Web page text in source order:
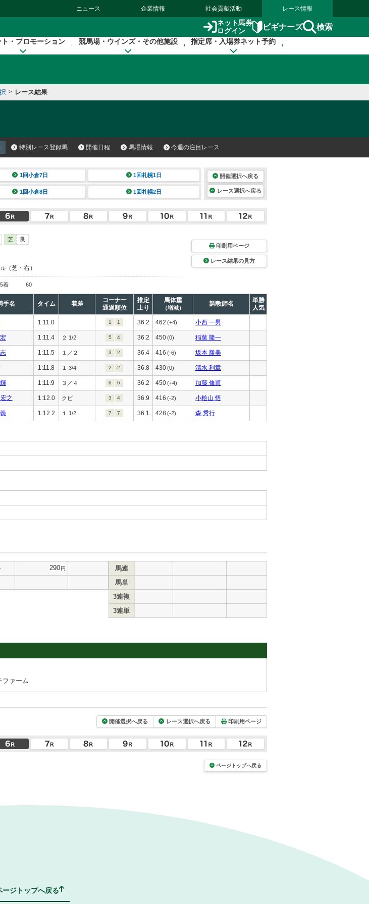
ニュース 企業情報 社会貢献活動 レース情報
ネット馬券
ログイン
ビギナーズ 検索
ト・プロモーション 競馬場・ウインズ・その他施設 指定席・入場券ネット予約
> レース結果
特別レース登録馬 開催日程 馬場情報 今週の注目レース
1回小倉7日 1回札幌1日
1回小倉8日 1回札幌2日
開催選択へ戻る
レース選択へ戻る
芝 良
ル （芝・右）
5着 60
印刷用ページ
レース結果の見方
手名 タイム 着差
コーナー
通過順位
推定
上り
馬体重
（増減）
調教師名
単勝
人気
1:11.0 1 1 36.2 462 (+4) 小西 一男
1:11.4 ２ 1/2 5 4 36.2 450(0) 稲葉 隆一
1:11.5 １／２ 3 2 36.4 416 (-6) 坂本 勝美
1:11.8 １ 3/4 2 2 36.8 430(0) 清水 利章
1:11.9 ３／４ 6 6 36.2 450(+4) 加藤 修甫
之 1:12.0 クビ 3 4 36.9 416 (-2) 小桧山 悟
1:12.2 １ 1/2 7 7 36.1 428(-2) 森 秀行
290円
馬連
馬単
3連複
3連単
ファーム
開催選択へ戻る レース選択へ戻る 印刷用ページ
ページトップへ戻る
ージトップへ戻る